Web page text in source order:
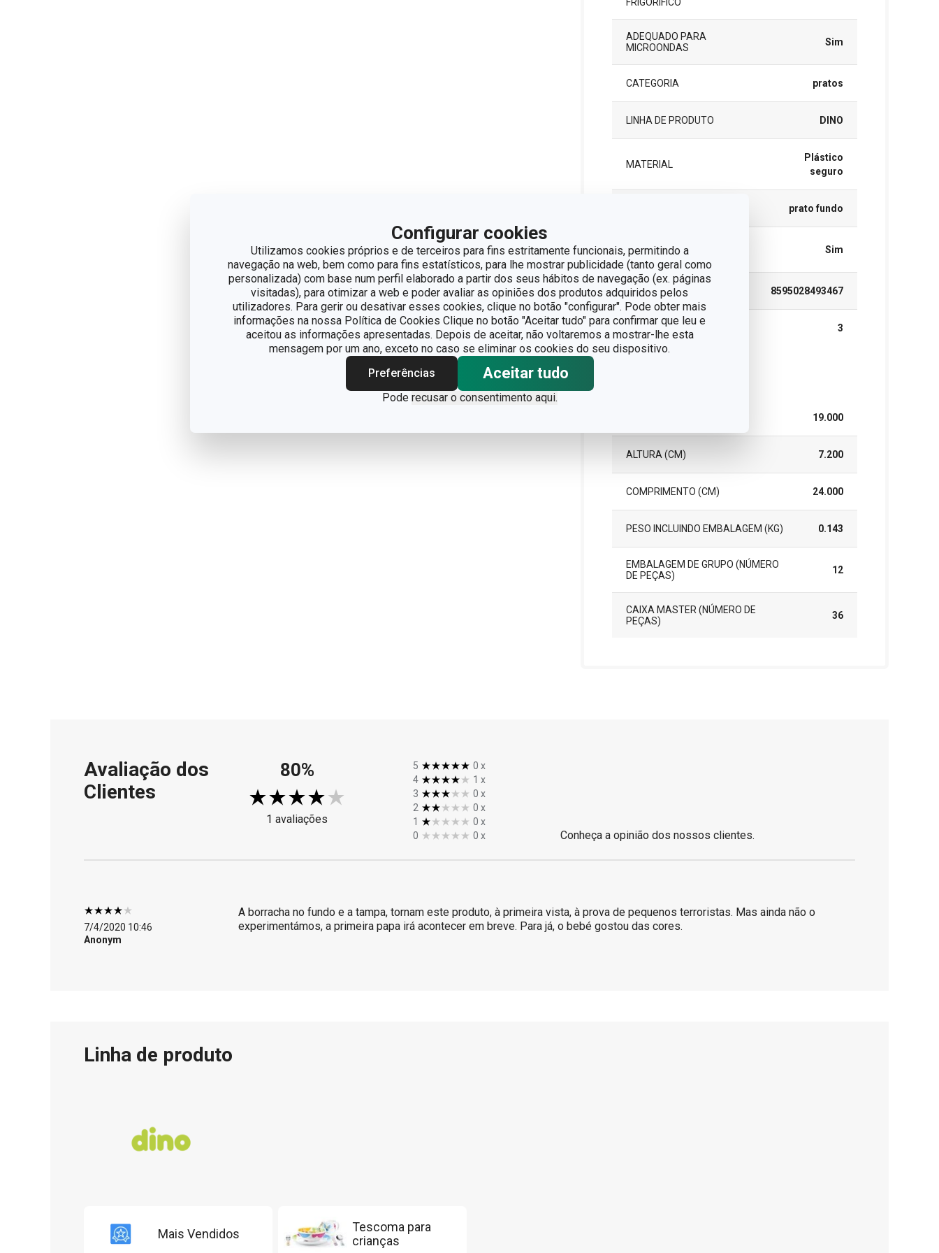
Configurar cookies
Utilizamos cookies próprios e de terceiros para fins estritamente funcionais, permitindo a
navegação na web, bem como para fins estatísticos, para lhe mostrar publicidade (tanto geral como
personalizada) com base num perfil elaborado a partir dos seus hábitos de navegação (ex. páginas
visitadas), para otimizar a web e poder avaliar as opiniões dos produtos adquiridos pelos
utilizadores. Para gerir ou desativar esses cookies, clique no botão "configurar". Pode obter mais
informações na nossa Política de Cookies Clique no botão "Aceitar tudo" para confirmar que leu e
aceitou as informações apresentadas. Depois de aceitar, não voltaremos a mostrar-lhe esta
mensagem por um ano, exceto no caso se eliminar os cookies do seu dispositivo.
Preferências
Aceitar tudo
Pode recusar o consentimento aqui.
ADEQUADO PARA
MICROONDAS
Sim
CATEGORIA pratos
LINHA DE PRODUTO DINO
MATERIAL
Plástico
seguro
prato fundo
MÁQUINA DE LAVAR
LOUÇA
Sim
EAN 8595028493467
GARANTIA (EM ANOS) 3
19.000
ALTURA (CM) 7.200
COMPRIMENTO (CM) 24.000
PESO INCLUINDO EMBALAGEM (KG) 0.143
EMBALAGEM DE GRUPO (NÚMERO
DE PEÇAS)
12
CAIXA MASTER (NÚMERO DE
PEÇAS)
36
Avaliação dos
Clientes
80%
1 avaliações
5 0 x
4
1 x
3
0 x
2
0 x
1
0 x
0
0 x Conheça a opinião dos nossos clientes.
7/4/2020 10:46
Anonym
A borracha no fundo e a tampa, tornam este produto, à primeira vista, à prova de pequenos terroristas. Mas ainda não o
experimentámos, a primeira papa irá acontecer em breve. Para já, o bebé gostou das cores.
Linha de produto
Mais Vendidos
Tescoma para
crianças